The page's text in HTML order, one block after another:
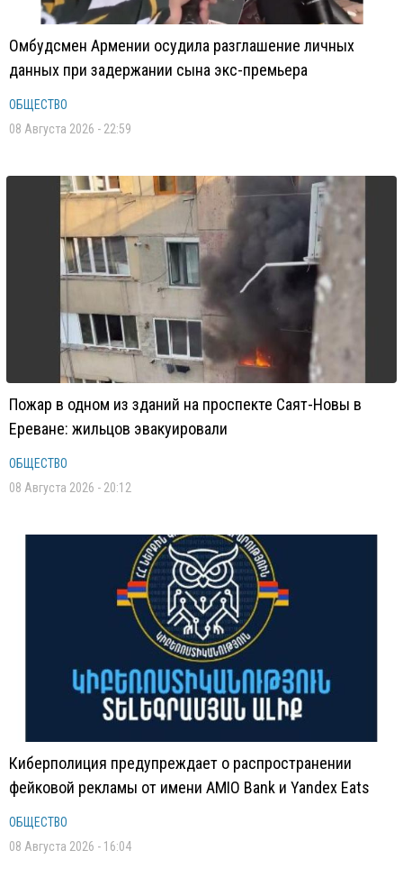
Омбудсмен Армении осудила разглашение личных
данных при задержании сына экс-премьера
ОБЩЕСТВО
08 Августа 2026 - 22:59
Пожар в одном из зданий на проспекте Саят-Новы в
Ереване: жильцов эвакуировали
ОБЩЕСТВО
08 Августа 2026 - 20:12
Киберполиция предупреждает о распространении
фейковой рекламы от имени AMIO Bank и Yandex Eats
ОБЩЕСТВО
08 Августа 2026 - 16:04